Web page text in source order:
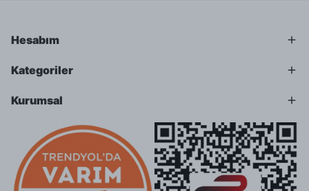
Hesabım
Kategoriler
Kurumsal